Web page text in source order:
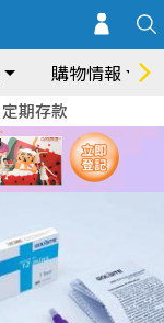
購物情報
定期存款